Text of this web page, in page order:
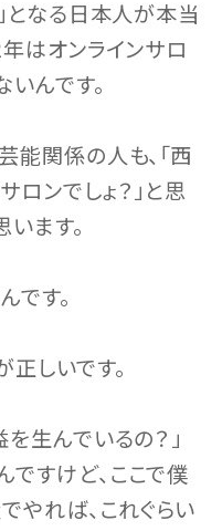
」となる日本人が本当
年はオンラインサロ
んです。
能関係の人も、「西
ロンでしょ？」と思
ます。
です。
正しいです。
を生んでいるの？」
すけど、ここで僕
やれば、これぐらい